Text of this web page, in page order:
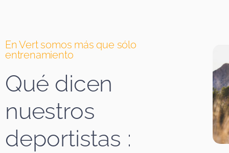
En Vert somos más que sólo
entrenamiento
Qué dicen
nuestros
deportistas :